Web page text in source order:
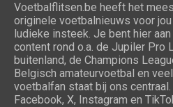
Voetbalflitsen.be heeft het
originele voetbalnieuws voor
ludieke insteek. Je bent hier
content rond o.a. de Jupiler Pro
buitenland, de Champions
Belgisch amateurvoetbal en
voetbalfan staat bij ons
Facebook, X, Instagram en